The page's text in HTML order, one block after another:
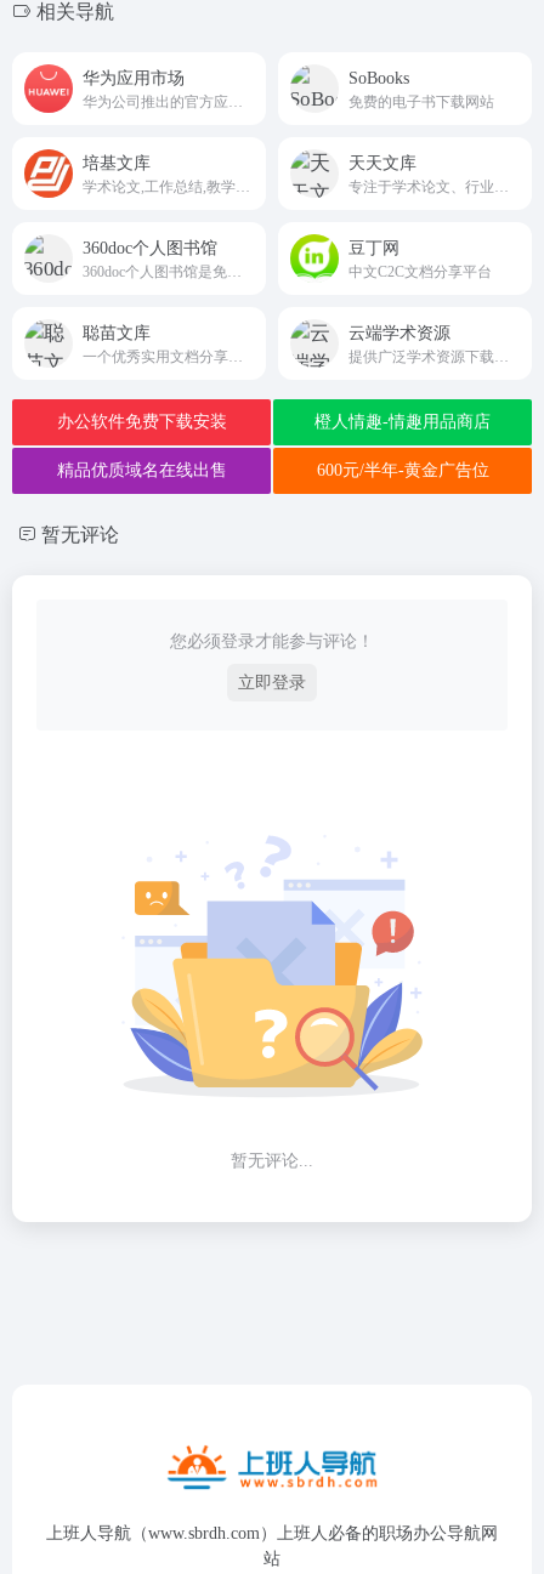
相关导航
华为应用市场 SoBooks
免费的电子书下载网站
培基文库 天天文库
360doc个人图书馆 豆丁网
中文C2C文档分享平台
聪苗文库 云端学术资源
办公软件免费下载安装 橙人情趣-情趣用品商店
精品优质域名在线出售 600元/半年-黄金广告位
暂无评论
您必须登录才能参与评论！
立即登录
暂无评论...
上班人导航（www.sbrdh.com）上班人必备的职场办公导航网
站